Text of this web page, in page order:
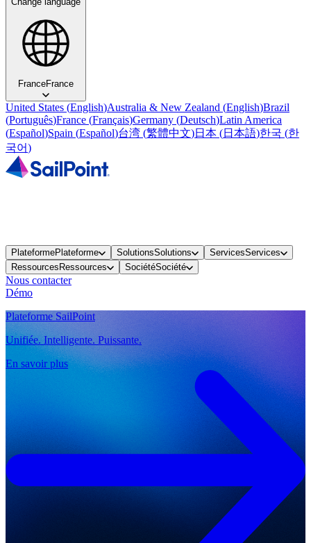
FranceFrance
United States (English)Australia & New Zealand (English)Brazil
(Português)France (Français)Germany (Deutsch)Latin America
(Español)Spain (Español)台湾 (繁體中文)日本 (日本語)한국 (한
국어)
PlateformePlateforme SolutionsSolutions ServicesServices
Ressources Ressources SociétéSociété
Nous contacter
Démo
Plateforme SailPoint
Unifiée. Intelligente. Puissante.
En savoir plus